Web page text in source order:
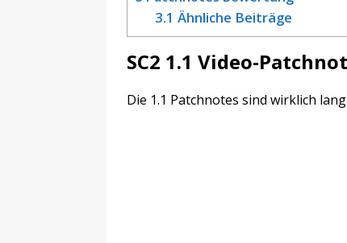
3.1 Ähnliche Beiträge
SC2 1.1 Video-
Die 1.1 Patchnotes sind wirklich